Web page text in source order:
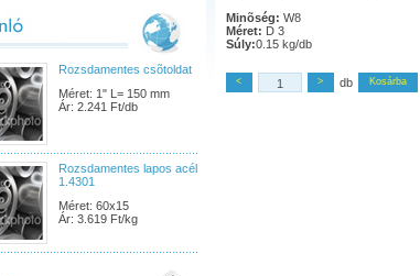
Rozsdamentes csõtoldat
Méret: 1" L= 150 mm
Ár: 2.241 Ft/db
Rozsdamentes lapos acél
1.4301
Méret: 60x15
Ár: 3.619 Ft/kg
Minõség: W8
Méret: D 3
Súly:0.15 kg/db
< > db Kosárba